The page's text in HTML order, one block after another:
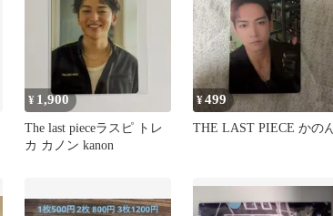
¥ 1,900
The last pieceラスピ トレ
カ カノン kanon
¥499
THE LAST PIECE かの